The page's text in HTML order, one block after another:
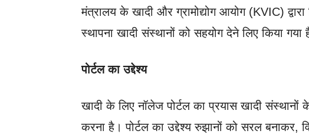
मंत्रालय के खादी और ग्रामोद्योग आयोग (KVIC)
स्थापना खादी संस्थानों को सहयोग देने लिए किया गया
पोर्टल का उद्देश्य
खादी के लिए नॉलेज पोर्टल का प्रयास खादी संस्थानों
करना है। पोर्टल का उद्देश्य रुझानों को सरल बनाकर,